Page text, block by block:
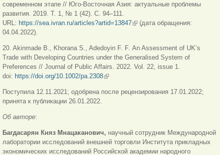
современном этапе // Юго-Восточная Азия: актуальные проблемы
развития. 2019. Т. 1, № 1 (42). С. 94–111.
URL: https://sea.ivran.ru/articles?artid=13847(link is external)
(дата обращения:
04.04.2022).
20. Akinmade B., Khorana S., Adedoyin F. F. An Assessment of UKʼs
Trade with Developing Countries under the Generalised System of
Preferences // Journal of Public Affairs. 2022. Vol. 22, issue 1.
doi: https://doi.org/10.1002/pa.2308(link is external)
Поступила 12.11.2021; одобрена после рецензирования 17.01.2022;
принята к публикации 26.01.2022.
Об авторе:
Багдасарян Княз Мнацаканович, научный сотрудник Международной
лаборатории исследований внешней торговли Института прикладных
экономических исследований Российской академии народного